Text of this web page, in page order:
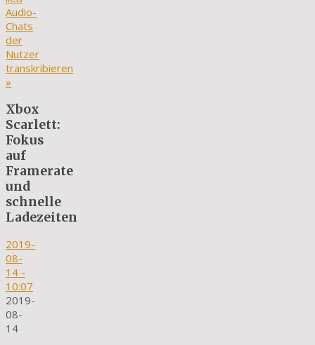
Audio-
Chats
der
Nutzer
transkribieren
»
Xbox
Scarlett:
Fokus
auf
Framerate
und
schnelle
Ladezeiten
2019-
08-
14 -
10:07
2019-
08-
14